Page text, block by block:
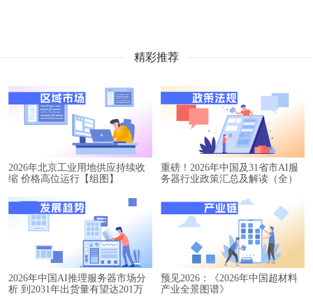
精彩推荐
2026年北京工业用地供应持续收
缩 价格高位运行【组图】
重磅！2026年中国及31省市AI服
务器行业政策汇总及解读（全）
2026年中国AI推理服务器市场分
析 到2031年出货量有望达201万
预见2026：《2026年中国超材料
产业全景图谱》